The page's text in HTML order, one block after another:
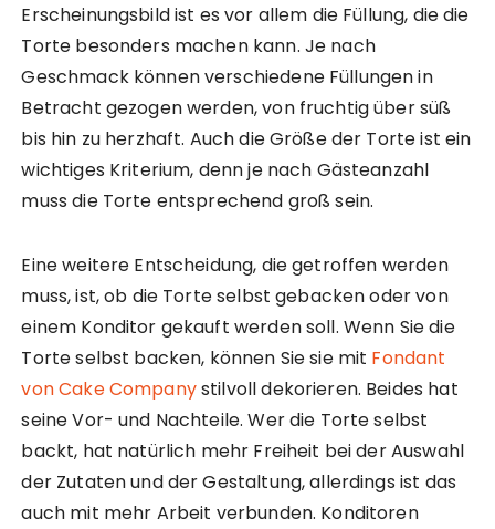
Erscheinungsbild ist es vor allem die Füllung, die die
Torte besonders machen kann. Je nach
Geschmack können verschiedene Füllungen in
Betracht gezogen werden, von fruchtig über süß
bis hin zu herzhaft. Auch die Größe der Torte ist ein
wichtiges Kriterium, denn je nach Gästeanzahl
muss die Torte entsprechend groß sein.
Eine weitere Entscheidung, die getroffen werden
muss, ist, ob die Torte selbst gebacken oder von
einem Konditor gekauft werden soll. Wenn Sie die
Torte selbst backen, können Sie sie mit Fondant
von Cake Companystilvoll dekorieren. Beides hat
seine Vor- und Nachteile. Wer die Torte selbst
backt, hat natürlich mehr Freiheit bei der Auswahl
der Zutaten und der Gestaltung, allerdings ist das
auch mit mehr Arbeit verbunden. Konditoren